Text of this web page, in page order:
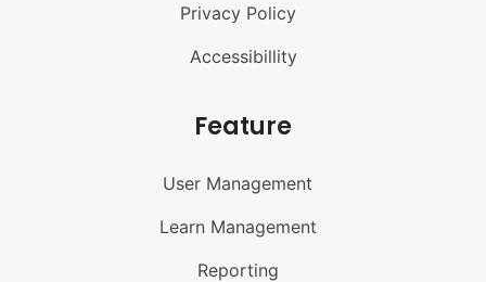
Privacy Policy
Accessibillity
Feature
User Management
Learn Management
Reporting